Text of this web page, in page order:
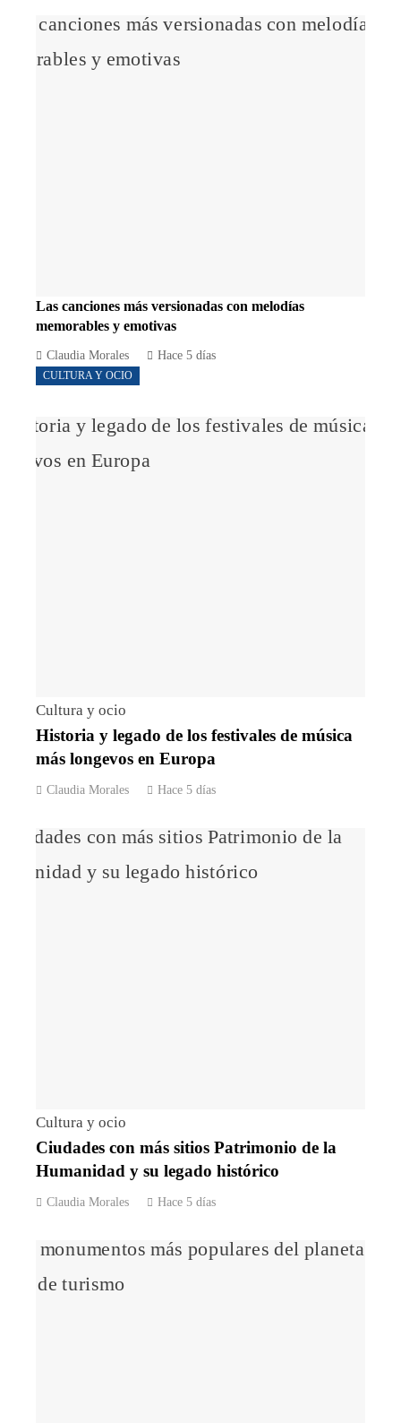
Las canciones más versionadas con melodías
memorables y emotivas
Claudia Morales Hace 5 días
CULTURA Y OCIO
Cultura y ocio
Historia y legado de los festivales de música
más longevos en Europa
Claudia Morales Hace 5 días
Cultura y ocio
Ciudades con más sitios Patrimonio de la
Humanidad y su legado histórico
Claudia Morales Hace 5 días